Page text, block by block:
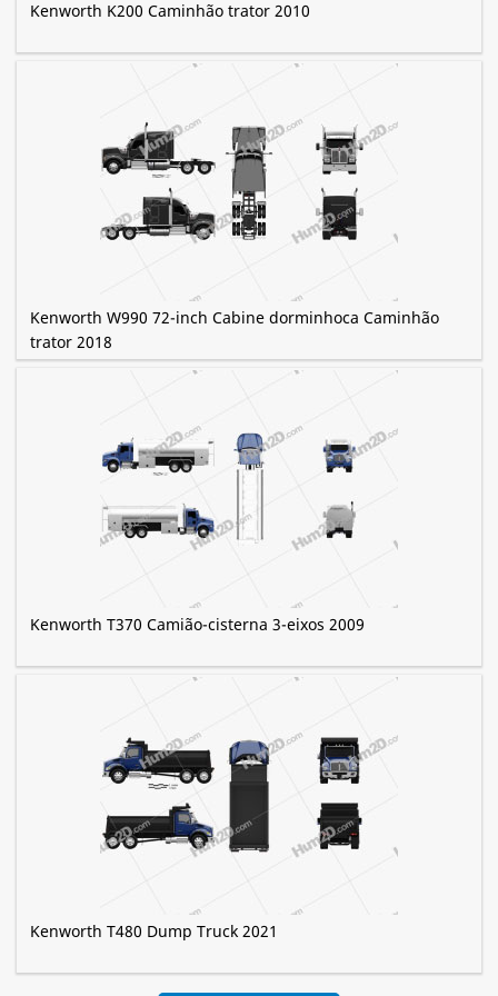
Kenworth K200 Caminhão trator 2010
Kenworth W990 72-inch Cabine dorminhoca Caminhão
trator 2018
Kenworth T370 Camião-cisterna 3-eixos 2009
Kenworth T480 Dump Truck 2021